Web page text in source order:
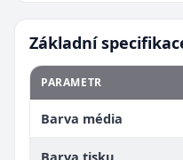
Základní
PARAMETR
Barva média
Barva tisku